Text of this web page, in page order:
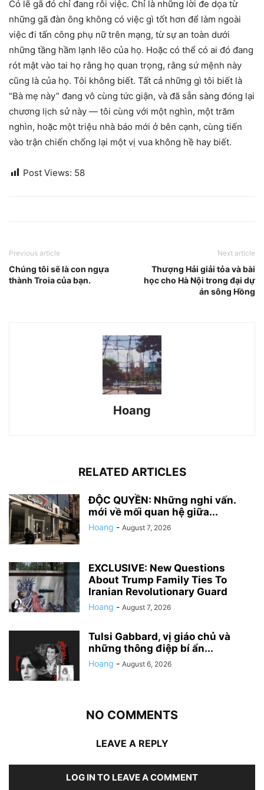
Có lẽ gã đó chỉ đang rỗi việc. Chỉ là những lời đe dọa từ
những gã đàn ông không có việc gì tốt hơn để làm ngoài
việc đi tấn công phụ nữ trên mạng, từ sự an toàn dưới
những tầng hầm lạnh lẽo của họ. Hoặc có thể có ai đó đang
rót mật vào tai họ rằng họ quan trọng, rằng sứ mệnh này
cũng là của họ. Tôi không biết. Tất cả những gì tôi biết là
“Bà mẹ này” đang vô cùng tức giận, và đã sẵn sàng đóng lại
chương lịch sử này — tôi cùng với một nghìn, một trăm
nghìn, hoặc một triệu nhà báo mới ở bên cạnh, cùng tiến
vào trận chiến chống lại một vị vua không hề hay biết.
Post Views: 58
Previous article
Chúng tôi sẽ là con ngựa
thành Troia của bạn.
Next article
Thượng Hải giải tỏa và bài
học cho Hà Nội trong đại dự
án sông Hồng
Hoang
RELATED ARTICLES
ĐỘC QUYỀN: Những nghi vấn.
mới về mối quan hệ giữa...
Hoang - August 7, 2026
EXCLUSIVE: New Questions
About Trump Family Ties To
Iranian Revolutionary Guard
Hoang - August 7, 2026
Tulsi Gabbard, vị giáo chủ và
những thông điệp bí ẩn...
Hoang - August 6, 2026
NO COMMENTS
LEAVE A REPLY
LOG IN TO LEAVE A COMMENT